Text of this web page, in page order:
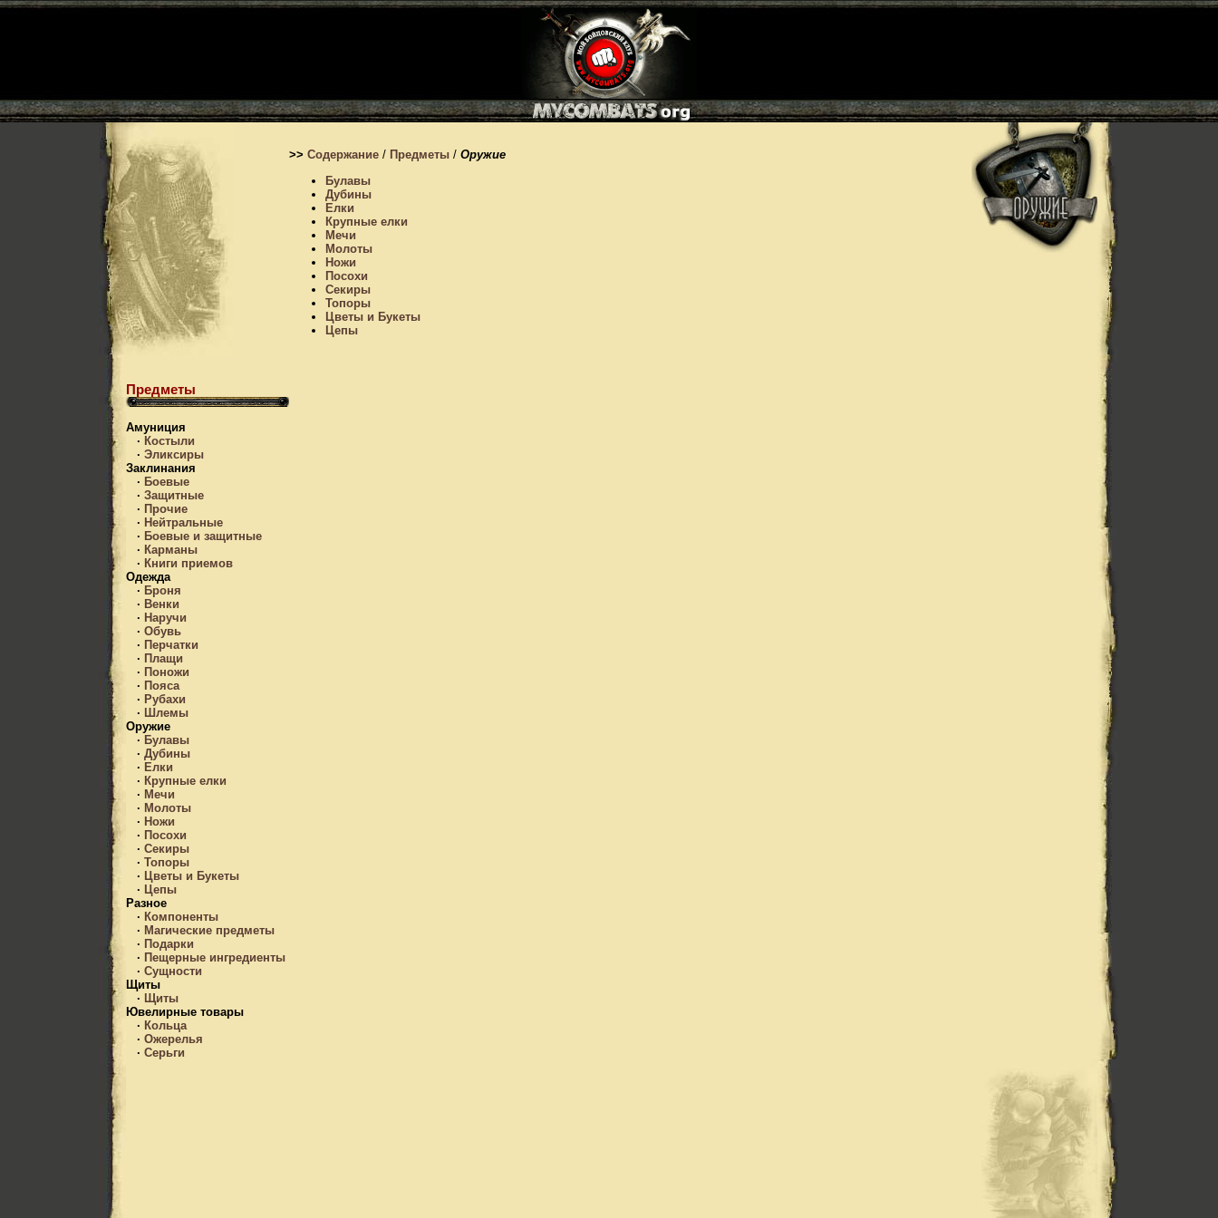
Предметы
Амуниция
· Костыли
· Эликсиры
Заклинания
· Боевые
· Защитные
· Прочие
· Нейтральные
· Боевые и защитные
· Карманы
· Книги приемов
Одежда
· Броня
· Венки
· Наручи
· Обувь
· Перчатки
· Плащи
· Поножи
· Пояса
· Рубахи
· Шлемы
Оружие
· Булавы
· Дубины
· Елки
· Крупные елки
· Мечи
· Молоты
· Ножи
· Посохи
· Секиры
· Топоры
· Цветы и Букеты
· Цепы
Разное
· Компоненты
· Магические предметы
· Подарки
· Пещерные ингредиенты
· Сущности
Щиты
· Щиты
Ювелирные товары
· Кольца
· Ожерелья
· Серьги
>> Содержание / Предметы / Оружие
Булавы
Дубины
Елки
Крупные елки
Мечи
Молоты
Ножи
Посохи
Секиры
Топоры
Цветы и Букеты
Цепы